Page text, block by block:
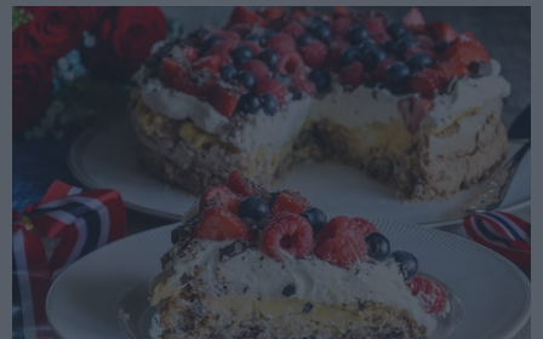
Hopp
hovedinnhold